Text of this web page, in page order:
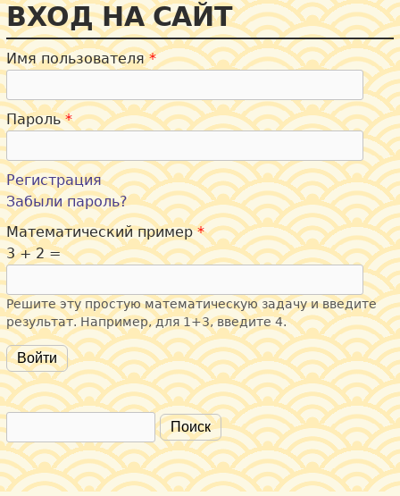
ВХОД НА САЙТ
Имя пользователя*
Пароль*
Регистрация
Забыли пароль?
Математический пример*
3 + 2 =
Решите эту простую математическую задачу и введите
результат. Например, для 1+3, введите 4.
Форма поиска